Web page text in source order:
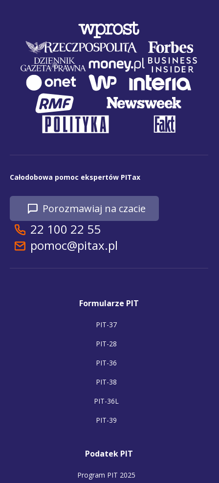
Całodobowa pomoc ekspertów PITax
Porozmawiaj na czacie
22 100 22 55
pomoc@pitax.pl
Formularze PIT
PIT-37
PIT-28
PIT-36
PIT-38
PIT-36L
PIT-39
Podatek PIT
Program PIT 2025